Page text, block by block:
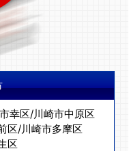
幸区/川崎市中原区
区/川崎市多摩区
区